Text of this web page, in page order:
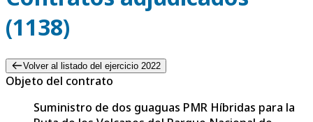
(1138)
Volver al listado del ejercicio 2022
Objeto del contrato
Suministro de dos guaguas PMR Híbridas para la